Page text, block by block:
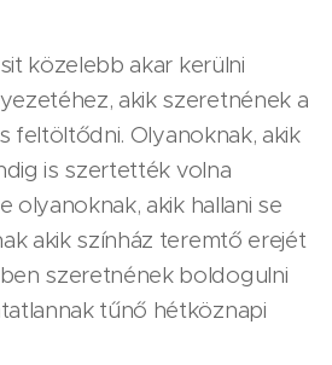
közelebb akar kerülni
akik szeretnének a
feltöltődni. Olyanoknak, akik
is szertették volna
olyanoknak, akik hallani se
akik színház teremtő erejét
szeretnének boldogulni
tűnő hétköznapi